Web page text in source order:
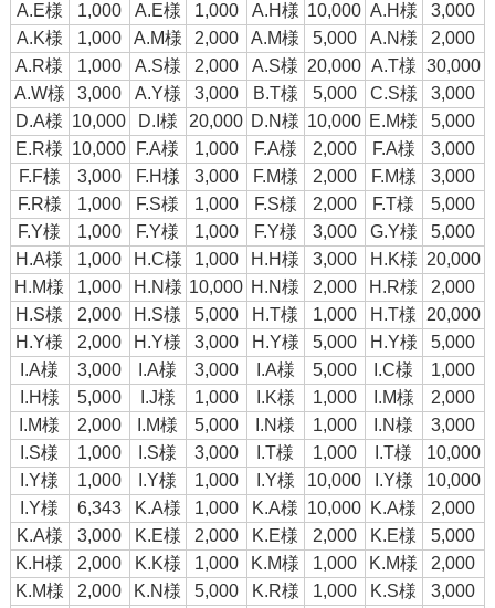
A.E様 1,000 A.E様 1,000 A.H様 10,000 A.H様
3,000
A.K様
1,000 A.M様 2,000 A.M様 5,000 A.N様
2,000
A.R様
1,000 A.S様 2,000 A.S様 20,000 A.T様 30,000
A.W様
3,000 A.Y様 3,000 B.T様 5,000 C.S様
3,000
D.A様 10,000 D.I様 20,000 D.N様 10,000 E.M様
5,000
E.R様 10,000 F.A様 1,000 F.A様 2,000 F.A様
3,000
F.F様
3,000 F.H様 3,000 F.M様 2,000 F.M様
3,000
F.R様
1,000 F.S様 1,000 F.S様 2,000 F.T様
5,000
F.Y様
1,000 F.Y様 1,000 F.Y様 3,000 G.Y様
5,000
H.A様
1,000 H.C様 1,000 H.H様 3,000 H.K様 20,000
H.M様
1,000 H.N様 10,000 H.N様 2,000 H.R様
2,000
H.S様
2,000 H.S様 5,000 H.T様 1,000 H.T様
20,000
H.Y様
2,000 H.Y様 3,000 H.Y様 5,000 H.Y様
5,000
I.A様
3,000 I.A様 3,000 I.A様 5,000 I.C様
1,000
I.H様
5,000 I.J様 1,000 I.K様 1,000 I.M様
2,000
I.M様
2,000 I.M様 5,000 I.N様 1,000 I.N様
3,000
I.S様
1,000 I.S様 3,000 I.T様 1,000 I.T様
10,000
I.Y様
1,000 I.Y様 1,000 I.Y様 10,000 I.Y様
10,000
I.Y様
6,343 K.A様 1,000 K.A様 10,000 K.A様
2,000
K.A様
3,000 K.E様 2,000 K.E様 2,000 K.E様
5,000
K.H様
2,000 K.K様 1,000 K.M様 1,000 K.M様
2,000
K.M様
2,000 K.N様 5,000 K.R様 1,000 K.S様
3,000